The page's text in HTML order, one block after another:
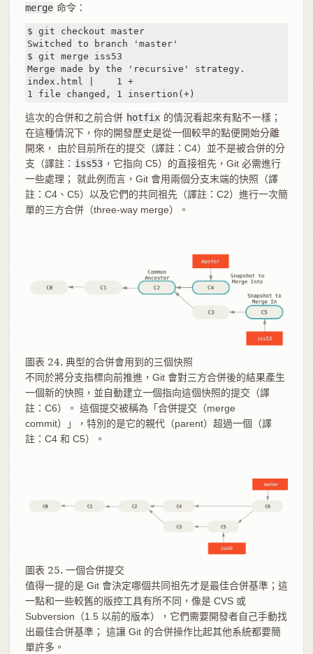
merge 命令：
$ git checkout master
Switched to branch 'master'
$ git merge iss53
Merge made by the 'recursive' strategy.
index.html |    1 +
1 file changed, 1 insertion(+)
這次的合併和之前合併 hotfix 的情況看起來有點不一樣；
在這種情況下，你的開發歷史是從一個較早的點便開始分離
開來， 由於目前所在的提交（譯註：C4）並不是被合併的分
支（譯註： iss53 ，它指向 C5）的直接祖先，Git 必需進行
一些處理； 就此例而言，Git 會用兩個分支末端的快照（譯
註：C4、C5）以及它們的共同祖先（譯註：C2）進行一次簡
單的三方合併（three-way merge）。
圖表 24. 典型的合併會用到的三個快照
不同於將分支指標向前推進，Git 會對三方合併後的結果產生
一個新的快照，並自動建立一個指向這個快照的提交（譯
註：C6）。 這個提交被稱為「合併提交（merge
commit）」，特別的是它的親代（parent）超過一個（譯
註：C4 和 C5）。
圖表 25. 一個合併提交
值得一提的是 Git 會決定哪個共同祖先才是最佳合併基準；這
一點和一些較舊的版控工具有所不同，像是 CVS 或
Subversion（1.5 以前的版本），它們需要開發者自己手動找
出最佳合併基準； 這讓 Git 的合併操作比起其他系統都要簡
單許多。